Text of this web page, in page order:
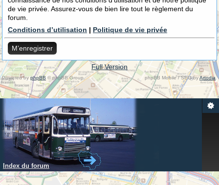
de vie privée. Assurez-vous de bien lire tout le règlement du
forum.
Conditions d’utilisation | Politique de vie privée
M’enregistrer
Full Version
Powered byphpBB © phpBB Group. phpBB Mobile / SEO byArtodia .
Index du forum